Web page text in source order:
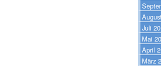
Juli
Mai
April
März